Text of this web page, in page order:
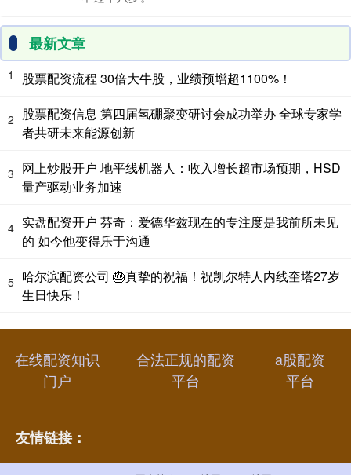
最新文章
1 股票配资流程 30倍大牛股，业绩预增超1100%！
2
股票配资信息 第四届氢硼聚变研讨会成功举办 全球专家学
者共研未来能源创新
3 网上炒股开户 地平线机器人：收入增长超市场预期，HSD
量产驱动业务加速
4 实盘配资开户 芬奇：爱德华兹现在的专注度是我前所未见
的 如今他变得乐于沟通
5 哈尔滨配资公司 🎂真挚的祝福！祝凯尔特人内线奎塔27岁
生日快乐！
在线配资知识
门户
合法正规的配资
平台
a股配资
平台
友情链接：